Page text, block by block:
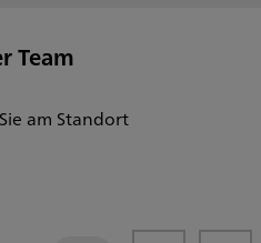
Team
am Standort